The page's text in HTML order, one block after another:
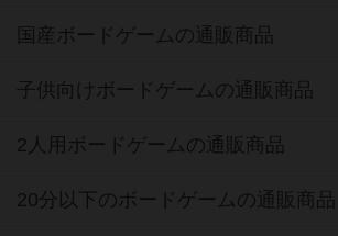
国産ボードゲームの通販商品
子供向けボードゲームの通販商品
2人用ボードゲームの通販商品
20分以下のボードゲームの通販商品